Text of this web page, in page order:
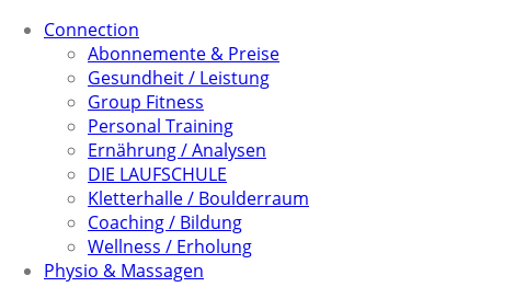
Connection
Abonnemente & Preise
Gesundheit / Leistung
Group Fitness
Personal Training
Ernährung / Analysen
DIE LAUFSCHULE
Kletterhalle / Boulderraum
Coaching / Bildung
Wellness / Erholung
Physio & Massagen